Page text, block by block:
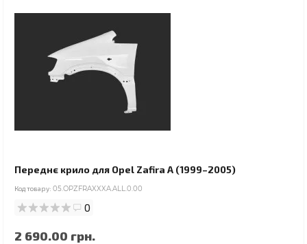
Переднє крило для Opel Zafira A (1999–2005)
Код товару: 05.OPZFRAXXXA.ALL.0.00
0
2 690.00 грн.